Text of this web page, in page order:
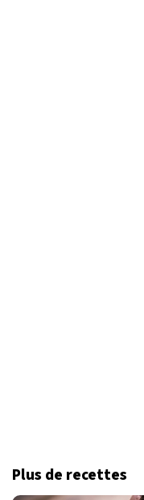
Plus de recettes